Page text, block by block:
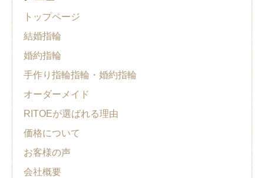
トップページ
結婚指輪
婚約指輪
手作り指輪指輪・婚約指輪
オーダーメイド
RITOEが選ばれる理由
価格について
お客様の声
会社概要